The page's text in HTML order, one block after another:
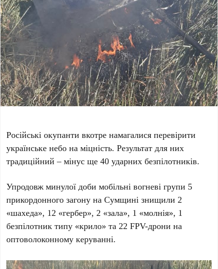
Російські окупанти вкотре намагалися перевірити
українське небо на міцність. Результат для них
традиційний – мінус ще 40 ударних безпілотників.
Упродовж минулої доби мобільні вогневі групи 5
прикордонного загону на Сумщині знищили 2
«шахеда», 12 «гербер», 2 «зала», 1 «молнія», 1
безпілотник типу «крило» та 22 FPV-дрони на
оптоволоконному керуванні.